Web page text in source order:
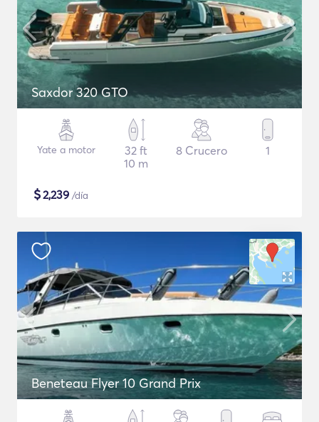
Saxdor 320 GTO
Yate a motor
32 ft
10 m
8 Crucero 1
$2,239 /día
Beneteau Flyer 10 Grand Prix